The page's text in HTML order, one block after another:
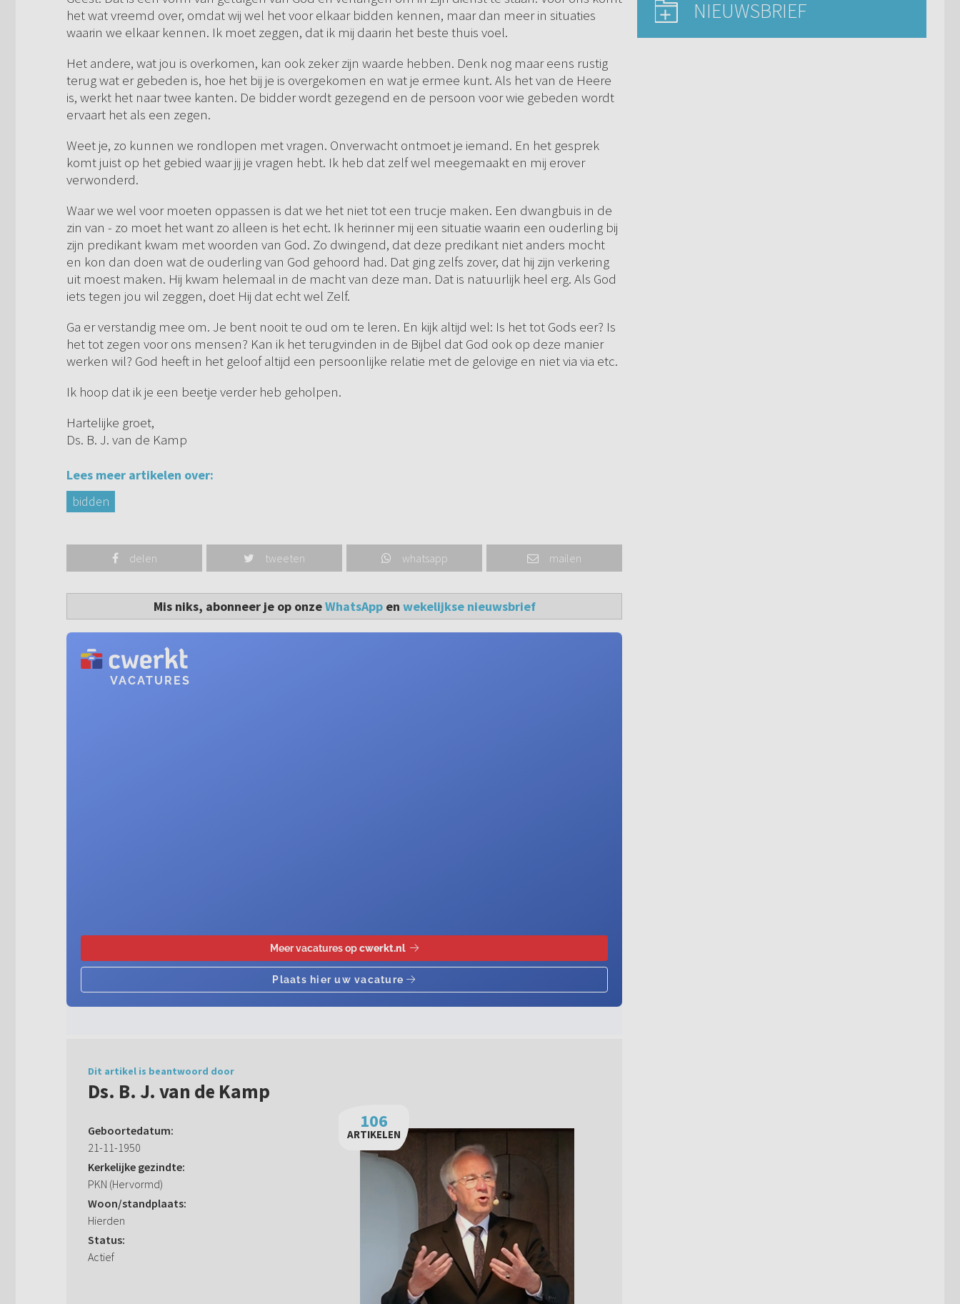
het wat vreemd over, omdat wij wel het voor elkaar bidden kennen, maar dan meer in situaties
waarin we elkaar kennen. Ik moet zeggen, dat ik mij daarin het beste thuis voel.
Het andere, wat jou is overkomen, kan ook zeker zijn waarde hebben. Denk nog maar eens rustig
terug wat er gebeden is, hoe het bij je is overgekomen en wat je ermee kunt. Als het van de Heere
is, werkt het naar twee kanten. De bidder wordt gezegend en de persoon voor wie gebeden wordt
ervaart het als een zegen.
Weet je, zo kunnen we rondlopen met vragen. Onverwacht ontmoet je iemand. En het gesprek
komt juist op het gebied waar jij je vragen hebt. Ik heb dat zelf wel meegemaakt en mij erover
verwonderd.
Waar we wel voor moeten oppassen is dat we het niet tot een trucje maken. Een dwangbuis in de
zin van - zo moet het want zo alleen is het echt. Ik herinner mij een situatie waarin een ouderling bij
zijn predikant kwam met woorden van God. Zo dwingend, dat deze predikant niet anders mocht
en kon dan doen wat de ouderling van God gehoord had. Dat ging zelfs zover, dat hij zijn verkering
uit moest maken. Hij kwam helemaal in de macht van deze man. Dat is natuurlijk heel erg. Als God
iets tegen jou wil zeggen, doet Hij dat echt wel Zelf.
Ga er verstandig mee om. Je bent nooit te oud om te leren. En kijk altijd wel: Is het tot Gods eer? Is
het tot zegen voor ons mensen? Kan ik het terugvinden in de Bijbel dat God ook op deze manier
werken wil? God heeft in het geloof altijd een persoonlijke relatie met de gelovige en niet via via etc.
Ik hoop dat ik je een beetje verder heb geholpen.
Hartelijke groet,
Ds. B. J. van de Kamp
Lees meer artikelen over:
bidden
delen tweeten whatsapp mailen
Mis niks, abonneer je op onzeWhatsAppen wekelijkse nieuwsbrief
Dit artikel is beantwoord door
Ds. B. J. van de Kamp
Geboortedatum:
21-11-1950
Kerkelijke gezindte:
PKN (Hervormd)
Woon/standplaats:
Hierden
Status:
Actief
106
ARTIKELEN
NIEUWSBRIEF